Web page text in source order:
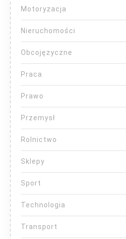
Motoryzacja
Nieruchomości
Obcojęzyczne
Praca
Prawo
Przemysł
Rolnictwo
Sklepy
Sport
Technologia
Transport